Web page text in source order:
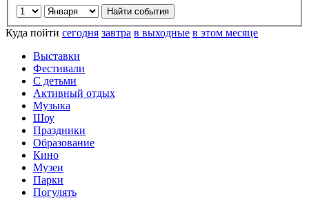
Куда пойти сегодня завтра в выходные в этом месяце
Выставки
Фестивали
С детьми
Активный отдых
Музыка
Шоу
Праздники
Образование
Кино
Музеи
Парки
Погулять